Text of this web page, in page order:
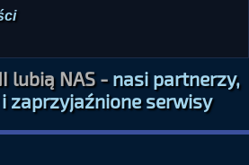
lubią NAS -nasi partnerzy,
zaprzyjaźnione serwisy